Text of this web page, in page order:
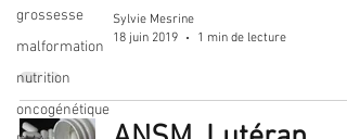
grossesse
malformation
nutrition
oncogénétique
Sylvie Mesrine
18 juin 2019
1 min de lecture